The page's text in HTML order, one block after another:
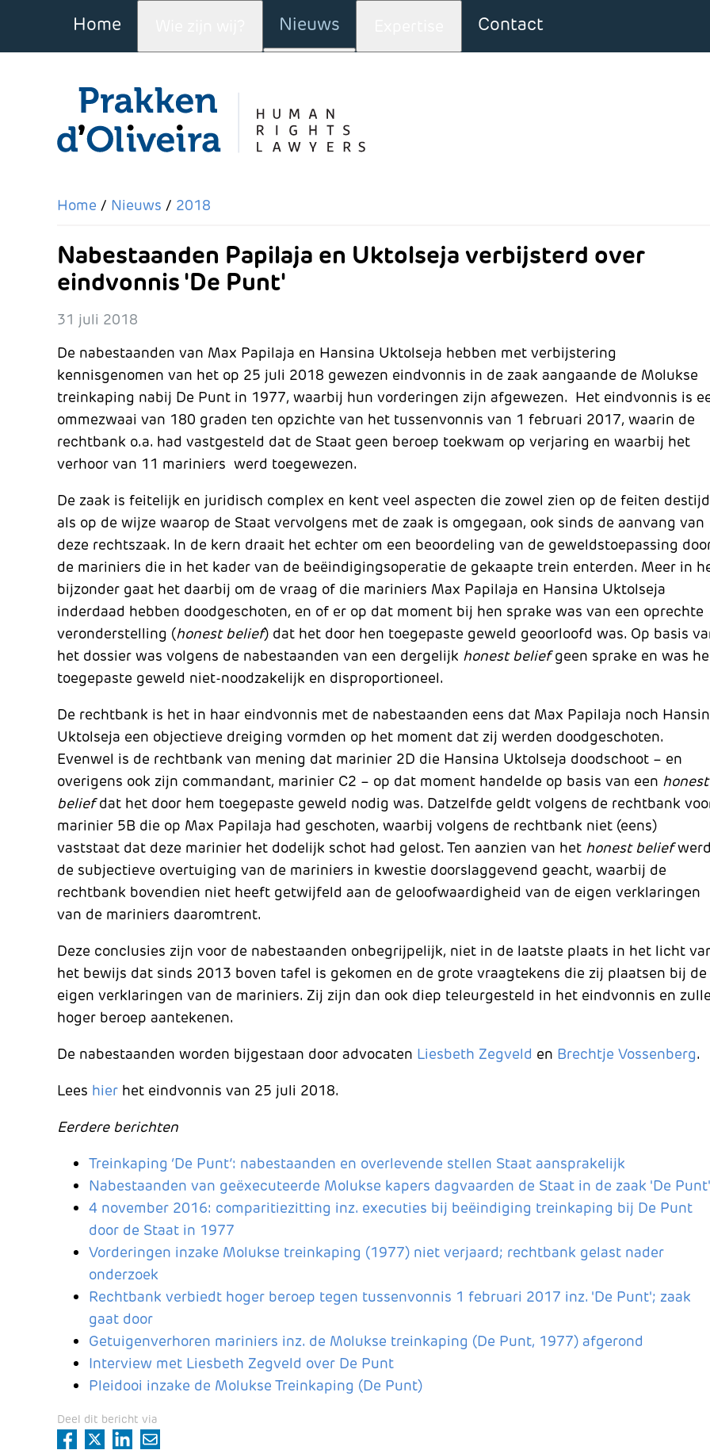
Home Nieuws
Meer over: Nieuws
Contact
Home Nieuws 2018
Nabestaanden Papilaja en Uktolseja verbijsterd over
eindvonnis 'De Punt'
31 juli 2018
De nabestaanden van Max Papilaja en Hansina Uktolseja hebben met verbijstering
kennisgenomen van het op 25 juli 2018 gewezen eindvonnis in de zaak aangaande de Molukse
treinkaping nabij De Punt in 1977, waarbij hun vorderingen zijn afgewezen. Het eindvonnis is
ommezwaai van 180 graden ten opzichte van het tussenvonnis van 1 februari 2017, waarin de
rechtbank o.a. had vastgesteld dat de Staat geen beroep toekwam op verjaring en waarbij het
verhoor van 11 mariniers werd toegewezen.
De zaak is feitelijk en juridisch complex en kent veel aspecten die zowel zien op de feiten
als op de wijze waarop de Staat vervolgens met de zaak is omgegaan, ook sinds de aanvang van
deze rechtszaak. In de kern draait het echter om een beoordeling van de geweldstoepassing
de mariniers die in het kader van de beëindigingsoperatie de gekaapte trein enterden. Meer in
bijzonder gaat het daarbij om de vraag of die mariniers Max Papilaja en Hansina Uktolseja
inderdaad hebben doodgeschoten, en of er op dat moment bij hen sprake was van een oprechte
veronderstelling (honest belief) dat het door hen toegepaste geweld geoorloofd was. Op basis
het dossier was volgens de nabestaanden van een dergelijk honest beliefgeen sprake en was
toegepaste geweld niet-noodzakelijk en disproportioneel.
De rechtbank is het in haar eindvonnis met de nabestaanden eens dat Max Papilaja noch
Uktolseja een objectieve dreiging vormden op het moment dat zij werden doodgeschoten.
Evenwel is de rechtbank van mening dat marinier 2D die Hansina Uktolseja doodschoot – en
overigens ook zijn commandant, marinier C2 – op dat moment handelde op basis van een honest
beliefdat het door hem toegepaste geweld nodig was. Datzelfde geldt volgens de rechtbank
marinier 5B die op Max Papilaja had geschoten, waarbij volgens de rechtbank niet (eens)
vaststaat dat deze marinier het dodelijk schot had gelost. Ten aanzien van het honest beliefwerd
de subjectieve overtuiging van de mariniers in kwestie doorslaggevend geacht, waarbij de
rechtbank bovendien niet heeft getwijfeld aan de geloofwaardigheid van de eigen verklaringen
van de mariniers daaromtrent.
Deze conclusies zijn voor de nabestaanden onbegrijpelijk, niet in de laatste plaats in het licht
het bewijs dat sinds 2013 boven tafel is gekomen en de grote vraagtekens die zij plaatsen bij de
eigen verklaringen van de mariniers. Zij zijn dan ook diep teleurgesteld in het eindvonnis en
hoger beroep aantekenen.
De nabestaanden worden bijgestaan door advocaten Liesbeth Zegveld en Brechtje Vossenberg.
Lees hier het eindvonnis van 25 juli 2018.
Eerdere berichten
Treinkaping ‘De Punt’: nabestaanden en overlevende stellen Staat aansprakelijk
Nabestaanden van geëxecuteerde Molukse kapers dagvaarden de Staat in de zaak 'De Punt'
4 november 2016: comparitiezitting inz. executies bij beëindiging treinkaping bij De Punt
door de Staat in 1977
Vorderingen inzake Molukse treinkaping (1977) niet verjaard; rechtbank gelast nader
onderzoek
Rechtbank verbiedt hoger beroep tegen tussenvonnis 1 februari 2017 inz. 'De Punt'; zaak
gaat door
Getuigenverhoren mariniers inz. de Molukse treinkaping (De Punt, 1977) afgerond
Interview met Liesbeth Zegveld over De Punt
Pleidooi inzake de Molukse Treinkaping (De Punt)
Deel dit bericht via